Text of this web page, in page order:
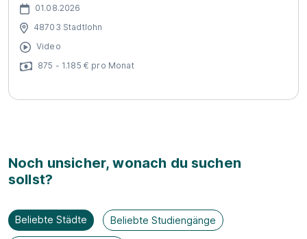
01.08.2026
48703 Stadtlohn
Video
875 - 1.185 € pro Monat
Noch unsicher, wonach du suchen
sollst?
Beliebte Städte Beliebte Studiengänge